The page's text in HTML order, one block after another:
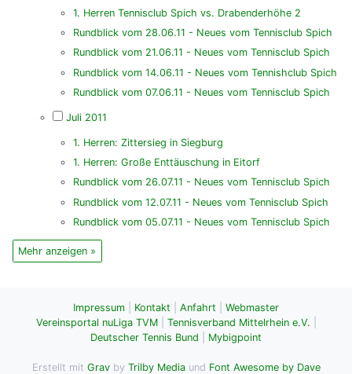
1. Herren Tennisclub Spich vs. Drabenderhöhe 2
Rundblick vom 28.06.11 - Neues vom Tennisclub Spich
Rundblick vom 21.06.11 - Neues vom Tennisclub Spich
Rundblick vom 14.06.11 - Neues vom Tennishclub Spich
Rundblick vom 07.06.11 - Neues vom Tennisclub Spich
Juli 2011
1. Herren: Zittersieg in Siegburg
1. Herren: Große Enttäuschung in Eitorf
Rundblick vom 26.07.11 - Neues vom Tennisclub Spich
Rundblick vom 12.07.11 - Neues vom Tennisclub Spich
Rundblick vom 05.07.11 - Neues vom Tennisclub Spich
Mehr anzeigen »
Impressum Kontakt Anfahrt
Webmaster
Vereinsportal nuLiga TVM
Tennisverband Mittelrhein e.V.
Deutscher Tennis Bund
Mybigpoint
Erstellt mit Gravby Trilby Mediaund Font Awesome by Dave